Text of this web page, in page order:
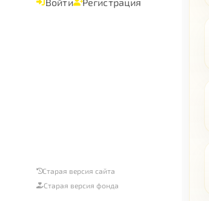
Старая версия сайта
Старая версия фонда